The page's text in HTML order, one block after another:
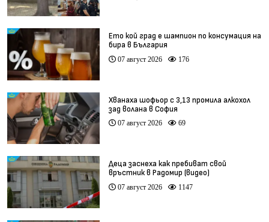
Ето кой град е шампион по консумация на
бира в България
07 август 2026 176
Хванаха шофьор с 3,13 промила алкохол
зад волана в София
07 август 2026 69
Деца заснеха как пребиват свой
връстник в Радомир (видео)
07 август 2026 1147